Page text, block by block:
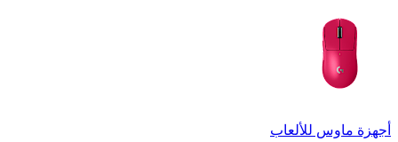
أجهزة ماوس للألعاب